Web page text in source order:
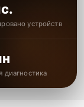
устройств
диагностика